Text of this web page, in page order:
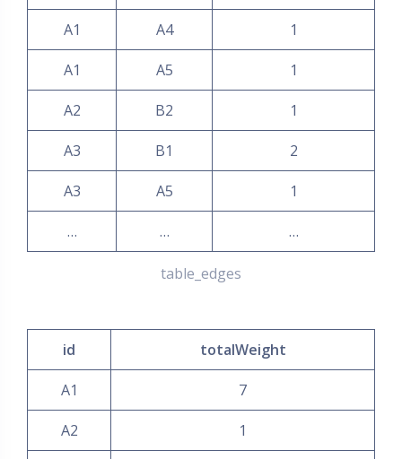
A1 A4 1
A1 A5 1
A2 B2 1
A3 B1 2
A3 A5 1
… … …
table_edges
id totalWeight
A1 7
A2 1